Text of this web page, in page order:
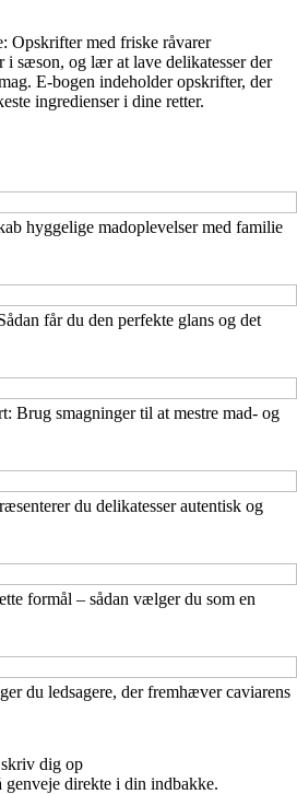
Opskrifter med friske råvarer
i sæson, og lær at lave delikatesser der
E-bogen indeholder opskrifter, der
ingredienser i dine retter.
hyggelige madoplevelser med familie
får du den perfekte glans og det
Brug smagninger til at mestre mad- og
du delikatesser autentisk og
formål – sådan vælger du som en
du ledsagere, der fremhæver caviarens
dig op
direkte i din indbakke.